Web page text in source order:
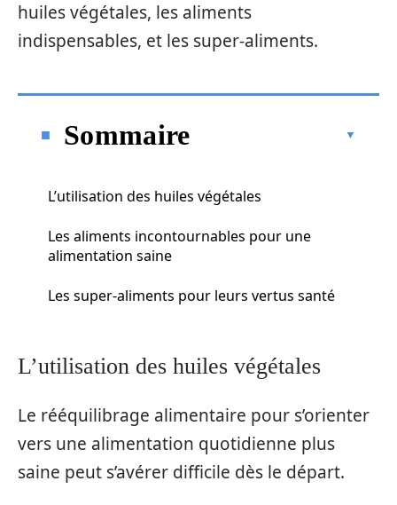
huiles végétales, les aliments
indispensables, et les super-aliments.
Sommaire
L’utilisation des huiles végétales
Les aliments incontournables pour une
alimentation saine
Les super-aliments pour leurs vertus santé
L’utilisation des huiles végétales
Le rééquilibrage alimentaire pour s’orienter
vers une alimentation quotidienne plus
saine peut s’avérer difficile dès le départ.